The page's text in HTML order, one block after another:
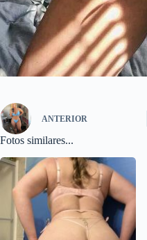
ANTERIOR
Fotos similares...